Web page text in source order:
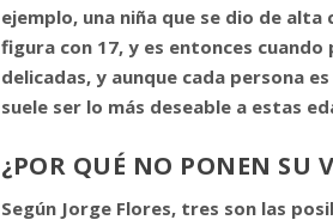
ejemplo, una niña que se dio de
figura con 17, y es entonces
delicadas, y aunque cada persona
suele ser lo más deseable a estas
¿POR QUÉ NO PONEN SU
Según Jorge Flores, tres son las